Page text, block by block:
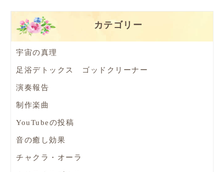
カテゴリー
宇宙の真理
足浴デトックス ゴッドクリーナー
演奏報告
制作楽曲
YouTubeの投稿
音の癒し効果
チャクラ・オーラ